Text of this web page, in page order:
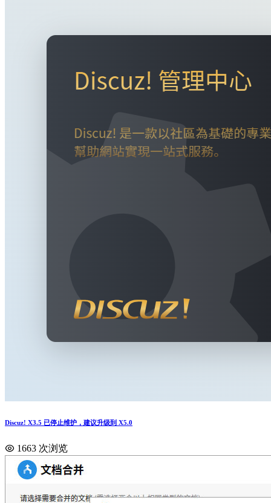
Discuz! X3.5 已停止维护，建议升级到 X5.0
1663 次浏览